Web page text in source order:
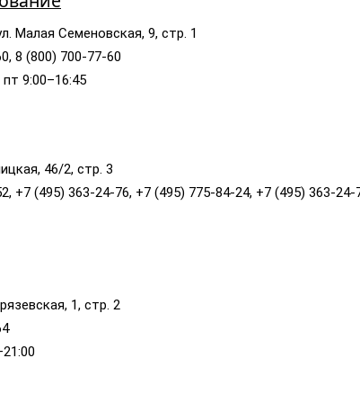
Малая Семеновская, 9, стр. 1
8 (800) 700-77-60
9:00–16:45
46/2, стр. 3
+7 (495) 363-24-76, +7 (495) 775-84-24, +7 (495) 363-24-
1, стр. 2